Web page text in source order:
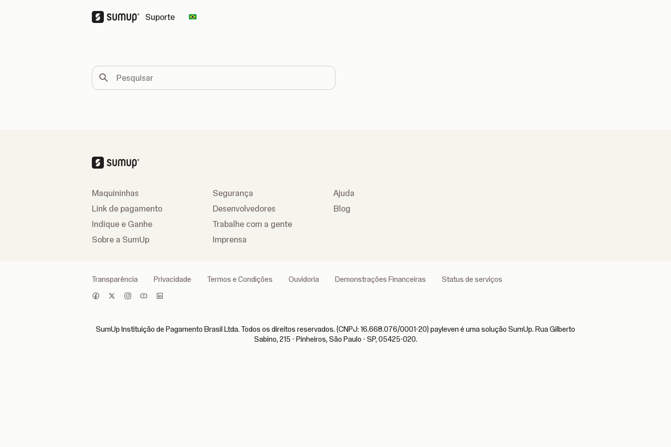
Suporte Change country
Pesquisar
Maquininhas
Link de pagamento
Indique e Ganhe
Sobre a SumUp
Segurança
Desenvolvedores
Trabalhe com a gente
Imprensa
Ajuda
Blog
Transparência Privacidade Termos e Condições Ouvidoria Demonstrações Financeiras Status de serviços
SumUp Instituição de Pagamento Brasil Ltda. Todos os direitos reservados. (CNPJ: 16.668.076/0001-20) payleven é uma solução SumUp. Rua Gilberto
Sabino, 215 - Pinheiros, São Paulo - SP, 05425-020.